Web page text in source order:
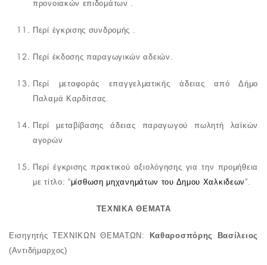
προνοιακών επιδομάτων .
Περί έγκρισης συνδρομής .
Περί έκδοσης παραγωγικών αδειών.
Περί μεταφοράς επαγγελματικής άδειας από Δήμο
Παλαμά Καρδίτσας.
Περί μεταβίβασης άδειας παραγωγού πωλητή λαϊκών
αγορών
Περί έγκρισηςπρακτικού αξιολόγησης για την προμήθεια
με τίτλο: “μίσθωση μηχανημάτων του Δημου Χαλκιδεων”.
ΤΕΧΝΙΚΑ ΘΕΜΑΤΑ
Εισηγητής ΤΕΧΝΙΚΩΝ ΘΕΜΑΤΩΝ:
Καθαροσπόρης Βασίλειος
(Αντιδήμαρχος)